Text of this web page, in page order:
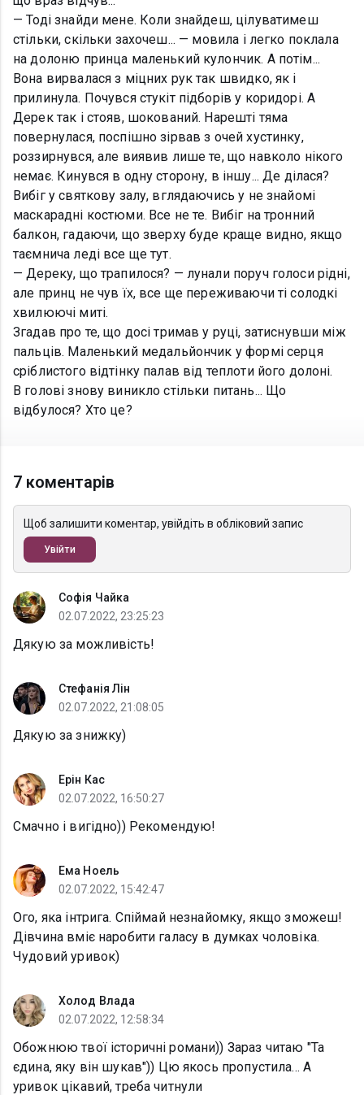
— Тоді знайди мене. Коли знайдеш, цілуватимеш
стільки, скільки захочеш... — мовила і легко поклала
на долоню принца маленький кулончик. А потім...
Вона вирвалася з міцних рук так швидко, як і
прилинула. Почувся стукіт підборів у коридорі. А
Дерек так і стояв, шокований. Нарешті тяма
повернулася, поспішно зірвав з очей хустинку,
роззирнувся, але виявив лише те, що навколо нікого
немає. Кинувся в одну сторону, в іншу... Де ділася?
Вибіг у святкову залу, вглядаючись у не знайомі
маскарадні костюми. Все не те. Вибіг на тронний
балкон, гадаючи, що зверху буде краще видно, якщо
таємнича леді все ще тут.
— Дереку, що трапилося? — лунали поруч голоси рідні,
але принц не чув їх, все ще переживаючи ті солодкі
хвилюючі миті.
Згадав про те, що досі тримав у руці, затиснувши між
пальців. Маленький медальйончик у формі серця
сріблистого відтінку палав від теплоти його долоні.
В голові знову виникло стільки питань... Що
відбулося? Хто це?
7 коментарів
Щоб залишити коментар, увійдіть в обліковий запис
Увійти
Софія Чайка
02.07.2022, 23:25:23
Дякую за можливість!
Стефанія Лін
02.07.2022, 21:08:05
Дякую за знижку)
Ерін Кас
02.07.2022, 16:50:27
Смачно і вигідно)) Рекомендую!
Ема Ноель
02.07.2022, 15:42:47
Ого, яка інтрига. Спіймай незнайомку, якщо зможеш!
Дівчина вміє наробити галасу в думках чоловіка.
Чудовий уривок)
Холод Влада
02.07.2022, 12:58:34
Обожнюю твої історичні романи)) Зараз читаю "Та
єдина, яку він шукав")) Цю якось пропустила... А
уривок цікавий, треба читнули